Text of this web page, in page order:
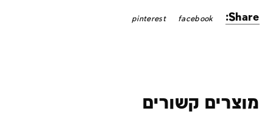
Share:
facebook
pinterest
מוצרים קשורים